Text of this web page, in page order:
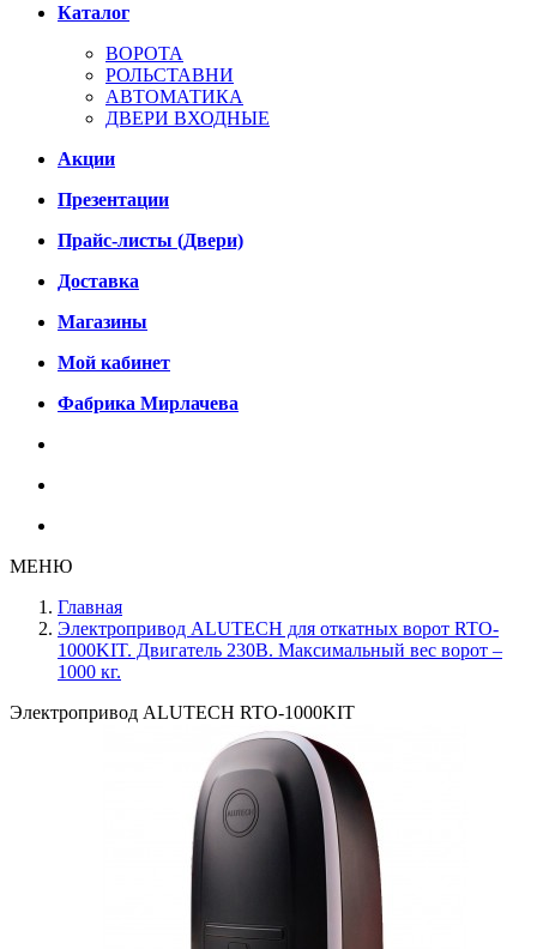
Каталог
ВОРОТА
РОЛЬСТАВНИ
АВТОМАТИКА
ДВЕРИ ВХОДНЫЕ
Акции
Презентации
Прайс-листы (Двери)
Доставка
Магазины
Мой кабинет
Фабрика Мирлачева
МЕНЮ
Главная
Электропривод ALUTECH для откатных ворот RTO-
1000KIT. Двигатель 230В. Максимальный вес ворот –
1000 кг.
Электропривод ALUTECH RTO-1000KIT